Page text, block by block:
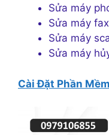
Sửa máy
Sửa máy
Sửa máy
Sửa máy
Cài Đặt Phần